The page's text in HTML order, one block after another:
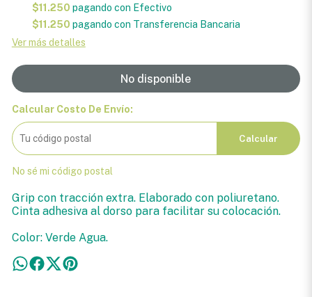
$11.250 pagando con Efectivo
$11.250 pagando con Transferencia Bancaria
Ver más detalles
No disponible
Calcular Costo De Envío:
Calcular
No sé mi código postal
Grip con tracción extra. Elaborado con poliuretano.
Cinta adhesiva al dorso para facilitar su colocación.
Color: Verde Agua.